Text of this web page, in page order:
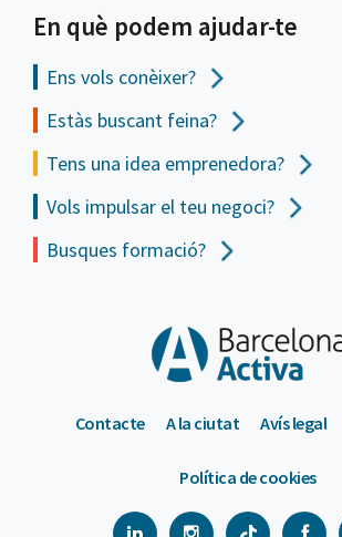
En què podem ajudar-te
Ens vols conèixer?
Estàs buscant feina?
Tens una idea emprenedora?
Vols impulsar el teu negoci?
Busques formació?
Contacte A la ciutat Avís legal
Política de cookies